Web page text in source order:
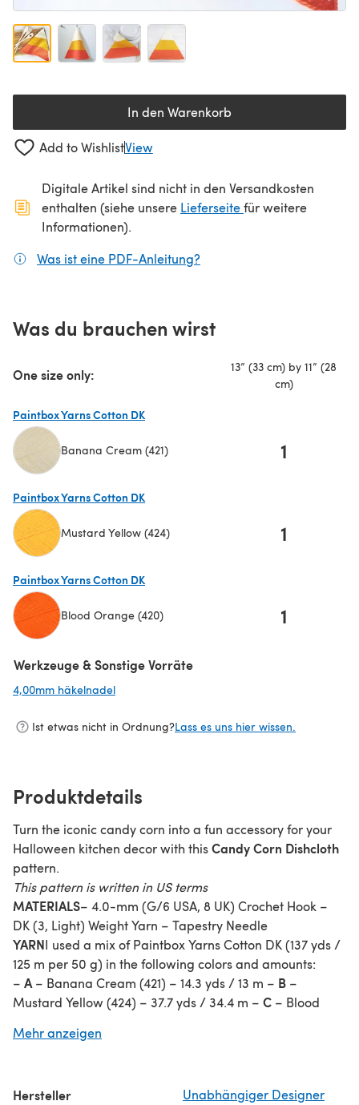
In den Warenkorb
Add to WishlistView
Digitale Artikel sind nicht in den Versandkosten
enthalten (siehe unsere Lieferseite(öffnet sich in
für weitere
Informationen).
Was ist eine PDF-Anleitung?
Was du brauchen wirst
One size only:
13” (33 cm) by 11” (28
cm)
Paintbox Yarns Cotton DK
Banana Cream (421) 1
Paintbox Yarns Cotton DK
Mustard Yellow (424) 1
Paintbox Yarns Cotton DK
Blood Orange (420) 1
Werkzeuge & Sonstige Vorräte
4,00mm häkelnadel
Ist etwas nicht in Ordnung?Lass es uns hier wissen.
Produktdetails
Turn the iconic candy corn into a fun accessory for your
Halloween kitchen decor with thisCandy Corn Dishcloth
pattern.
This pattern is written in US terms
MATERIALS– 4.0-mm (G/6 USA, 8 UK) Crochet Hook –
DK (3, Light) Weight Yarn – Tapestry Needle
YARNI used a mix of Paintbox Yarns Cotton DK (137 yds /
125 m per 50 g) in the following colors and amounts:
– A – Banana Cream (421) – 14.3 yds / 13 m – B –
Mustard Yellow (424) – 37.7 yds / 34.4 m – C – Blood
Feel free to use any comparable yarn that meets gauge.
Mehr anzeigen
Hersteller Unabhängiger Designer